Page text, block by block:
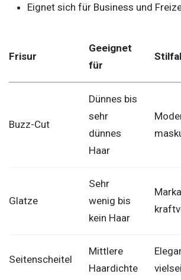
Eignet sich für Business und
Frisur
Geeignet
für
Buzz-Cut
Dünnes bis
sehr
dünnes
Haar
Glatze
Sehr
wenig bis
kein Haar
Seitenscheitel
Mittlere
Haardichte